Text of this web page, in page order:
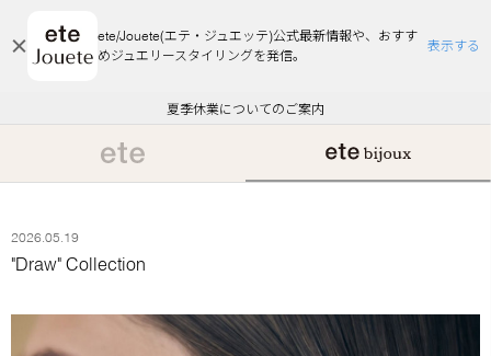
ete/Jouete(エテ・ジュエッテ)公式最新情報や、おすす
めジュエリースタイリングを発信。
表示する
エコラッピング及びエコポイント付与のご案内
ご注文いただいたお品物のお届け状況について
夏季休業についてのご案内
WEB Limited Items >>
採用のご案内
悪質な偽サイトにご注意ください
エコラッピング及びエコポイント付与のご案内
ご注文いただいたお品物のお届け状況について
2026.05.19
"Draw" Collection